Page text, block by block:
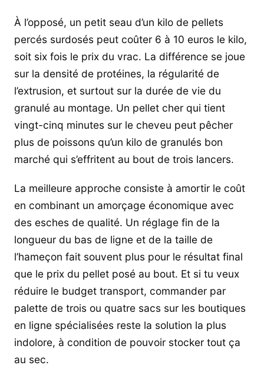
À l’opposé, un petit seau d’un kilo de pellets
percés surdosés peut coûter 6 à 10 euros le kilo,
soit six fois le prix du vrac. La différence se joue
sur la densité de protéines, la régularité de
l’extrusion, et surtout sur la durée de vie du
granulé au montage. Un pellet cher qui tient
vingt-cinq minutes sur le cheveu peut pêcher
plus de poissons qu’un kilo de granulés bon
marché qui s’effritent au bout de trois lancers.
La meilleure approche consiste à amortir le coût
en combinant un amorçage économique avec
des esches de qualité. Un réglage fin de la
longueur du bas de ligne et de la taille de
l’hameçon fait souvent plus pour le résultat final
que le prix du pellet posé au bout. Et si tu veux
réduire le budget transport, commander par
palette de trois ou quatre sacs sur les boutiques
en ligne spécialisées reste la solution la plus
indolore, à condition de pouvoir stocker tout ça
au sec.